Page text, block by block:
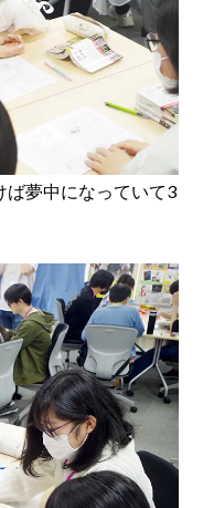
ば夢中になっていて3